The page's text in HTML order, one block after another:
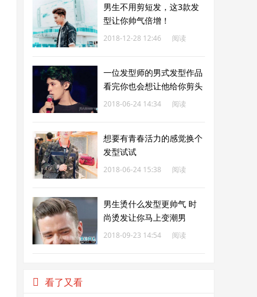
男生不用剪短发，这3款发
型让你帅气倍增！
2018-12-28 12:46
阅读
一位发型师的男式发型作品
看完你也会想让他给你剪头
2018-06-24 14:34
阅读
想要有青春活力的感觉换个
发型试试
2018-06-24 15:38
阅读
男生烫什么发型更帅气 时
尚烫发让你马上变潮男
2018-09-23 14:54
阅读
看了又看